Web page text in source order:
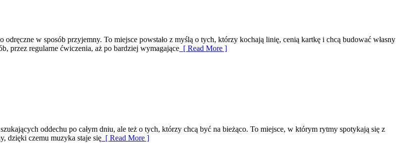
w sposób przyjemny. To miejsce powstało z myślą o tych, którzy kochają linię, cenią kartkę i chcą budować własny
przez regularne ćwiczenia, aż po bardziej wymagające [ Read More ]
oddechu po całym dniu, ale też o tych, którzy chcą być na bieżąco. To miejsce, w którym rytmy spotykają się z
dzięki czemu muzyka staje się [ Read More ]